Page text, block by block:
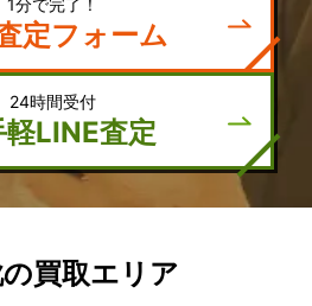
1分で完了！
定フォーム
24時間受付
LINE査定
買取エリア